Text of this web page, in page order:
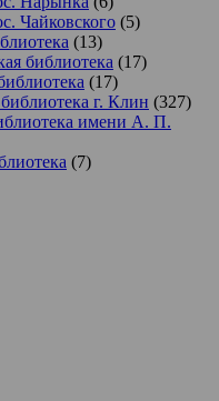
Чайковского (5)
(13)
библиотека (17)
(17)
г. Клин (327)
имени А. П.
(7)